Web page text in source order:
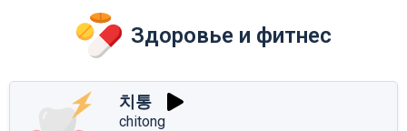
Здоровье и фитнес
치통
chitong